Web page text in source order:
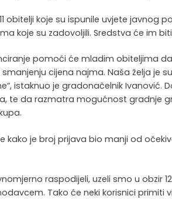
obitelji koje su ispunile uvjete javnog
koje su zadovoljili. Sredstva će im
pomoći će mladim obiteljima
cijena najma. Naša želja je
istaknuo je gradonačelnik Ivanović.
te da razmatra mogućnost gradnje
kako je broj prijava bio manji od
raspodijeli, uzeli smo u obzir
Tako će neki korisnici primiti